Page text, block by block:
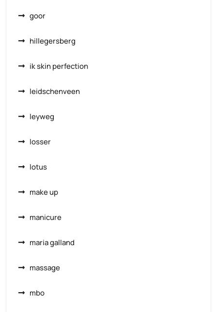
goor
hillegersberg
ik skin perfection
leidschenveen
leyweg
losser
lotus
make up
manicure
maria galland
massage
mbo